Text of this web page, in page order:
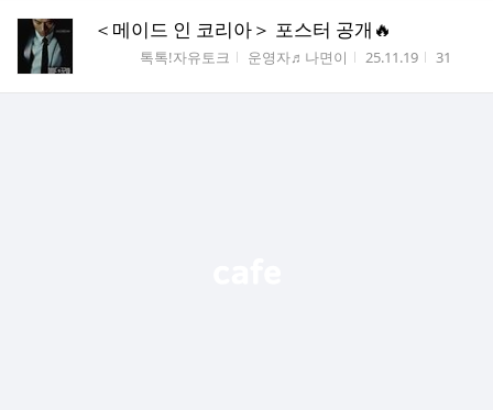
＜메이드 인 코리아＞ 포스터 공개🔥
게시판명
톡톡!자유토크 작성자
운영자♬나면이 작성시간
25.11.19 조회수
31